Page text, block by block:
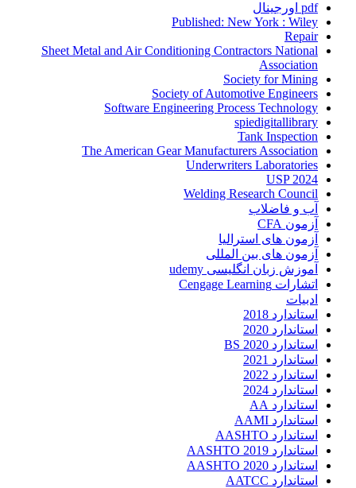
pdf اورجینال
Published: New York : Wiley
Repair
Sheet Metal and Air Conditioning Contractors National
Association
Society for Mining
Society of Automotive Engineers
Software Engineering Process Technology
spiedigitallibrary
Tank Inspection
The American Gear Manufacturers Association
Underwriters Laboratories
USP 2024
Welding Research Council
آب و فاضلاب
آزمون CFA
آزمون های استرالیا
آزمون های بین المللی
آموزش زبان انگلیسی udemy
اتشارات Cengage Learning
ادبیات
استاندارد 2018
استاندارد 2020
استاندارد 2020 BS
استاندارد 2021
استاندارد 2022
استاندارد 2024
استاندارد AA
استاندارد AAMI
استاندارد AASHTO
استاندارد AASHTO 2019
استاندارد AASHTO 2020
استاندارد AATCC